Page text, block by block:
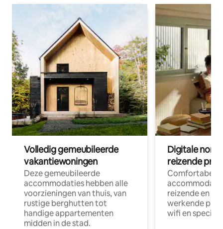
Volledig gemeubileerde
vakantiewoningen
Deze gemeubileerde
accommodaties hebben alle
voorzieningen van thuis, van
rustige berghutten tot
handige appartementen
midden in de stad.
Digitale
reizende
Comfortabele
reizende en
werkende
wifi en